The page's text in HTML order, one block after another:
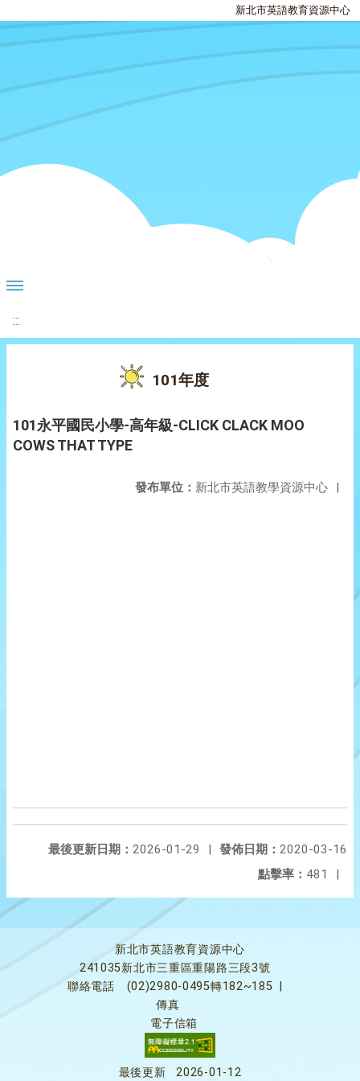
新北市英語教育資源中心
:::
101年度
101永平國民小學-高年級-CLICK CLACK MOO
COWS THAT TYPE
發布單位： 新北市英語教學資源中心 |
發佈日期： 2020-03-16
最後更新日期： 2026-01-29
|
點擊率： 481 |
新北市英語教育資源中心
241035新北市三重區重陽路三段3號
聯絡電話
(02)2980-0495轉182~185
傳真
電子信箱
最後更新 2026-01-12